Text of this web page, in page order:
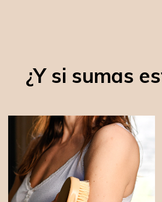
¿Y si sumas